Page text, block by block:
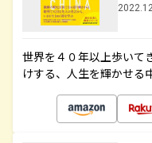
世界を４０年以上歩いて
けする、人生を輝かせる